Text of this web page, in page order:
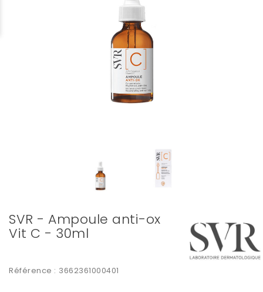
SVR - Ampoule anti-ox
Vit C - 30ml
Référence : 3662361000401